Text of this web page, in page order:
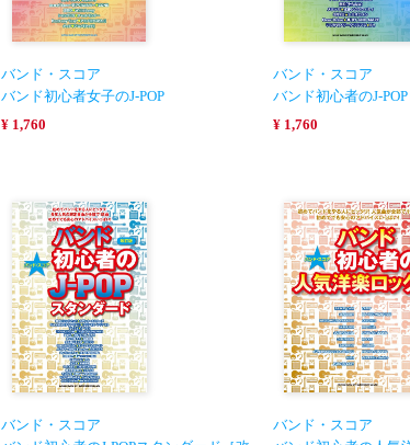
バンド・スコア
バンド初心者女子のJ-POP
¥ 1,760
バンド・スコア
バンド初心者のJ-
¥ 1,760
バンド・スコア
バンド・スコア